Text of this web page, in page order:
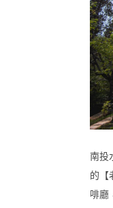
南投
的【
啡廳